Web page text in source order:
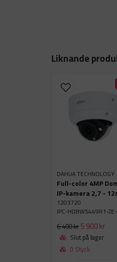
Liknande
DAHUA TECHNOLOGY
Full-color 4MP
IP-kamera 2,7 -
1203720
IPC-HDBW5449R1-
6 400 kr 5 900 kr
Slut på lager
0 Styck